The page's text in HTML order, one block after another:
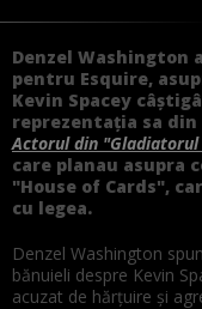
Denzel Washington
pentru Esquire,
Kevin Spacey
reprezentația sa din
Actorul din
care planau asupra
"House of Cards",
cu legea.
Denzel Washington
bănuieli despre Kevin
acuzat de hărțuire și